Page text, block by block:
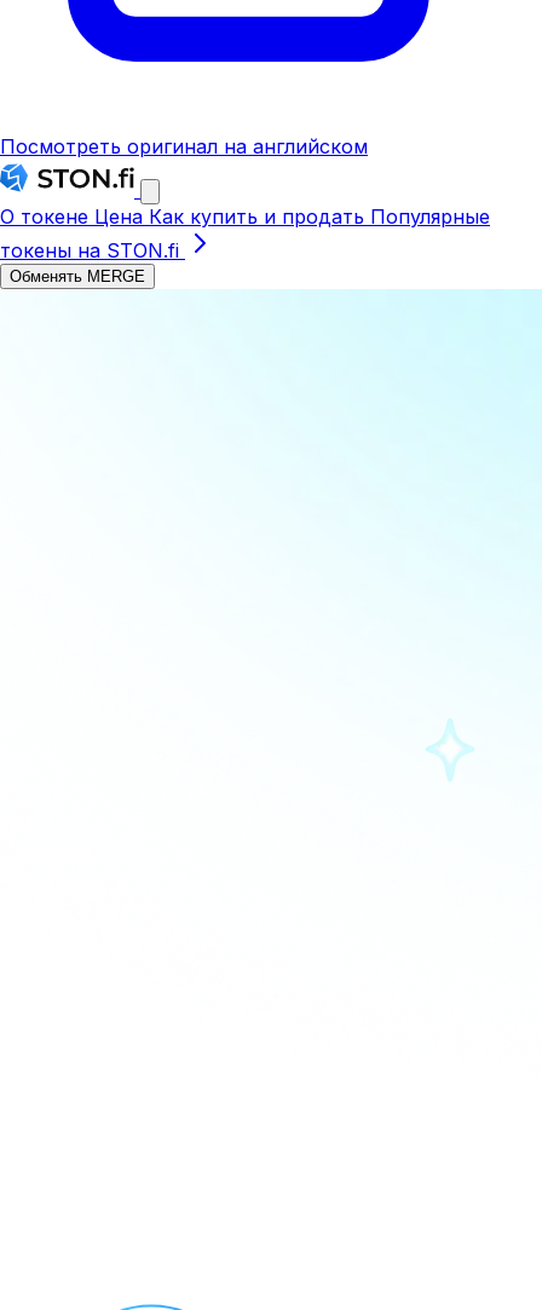
Посмотреть оригинал на английском
О токене Цена Как купить и продать Популярные
токены на STON.fi
Обменять MERGE